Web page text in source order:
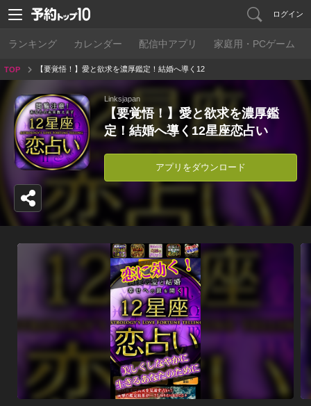
ログイン
ランキング カレンダー 配信中アプリ 家庭用・PCゲーム
TOP
【要覚悟！】愛と欲求を濃厚鑑定！結婚へ導く12
星座恋占い
Linksjapan
【要覚悟！】愛と欲求を濃厚鑑
定！結婚へ導く12星座恋占い
アプリをダウンロード